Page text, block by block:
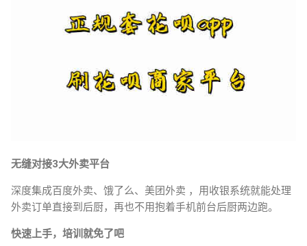
无缝对接3大外卖平台
深度集成百度外卖、饿了么、美团外卖 ，用收银系统就能处理
外卖订单直接到后厨，再也不用抱着手机前台后厨两边跑。
快速上手，培训就免了吧